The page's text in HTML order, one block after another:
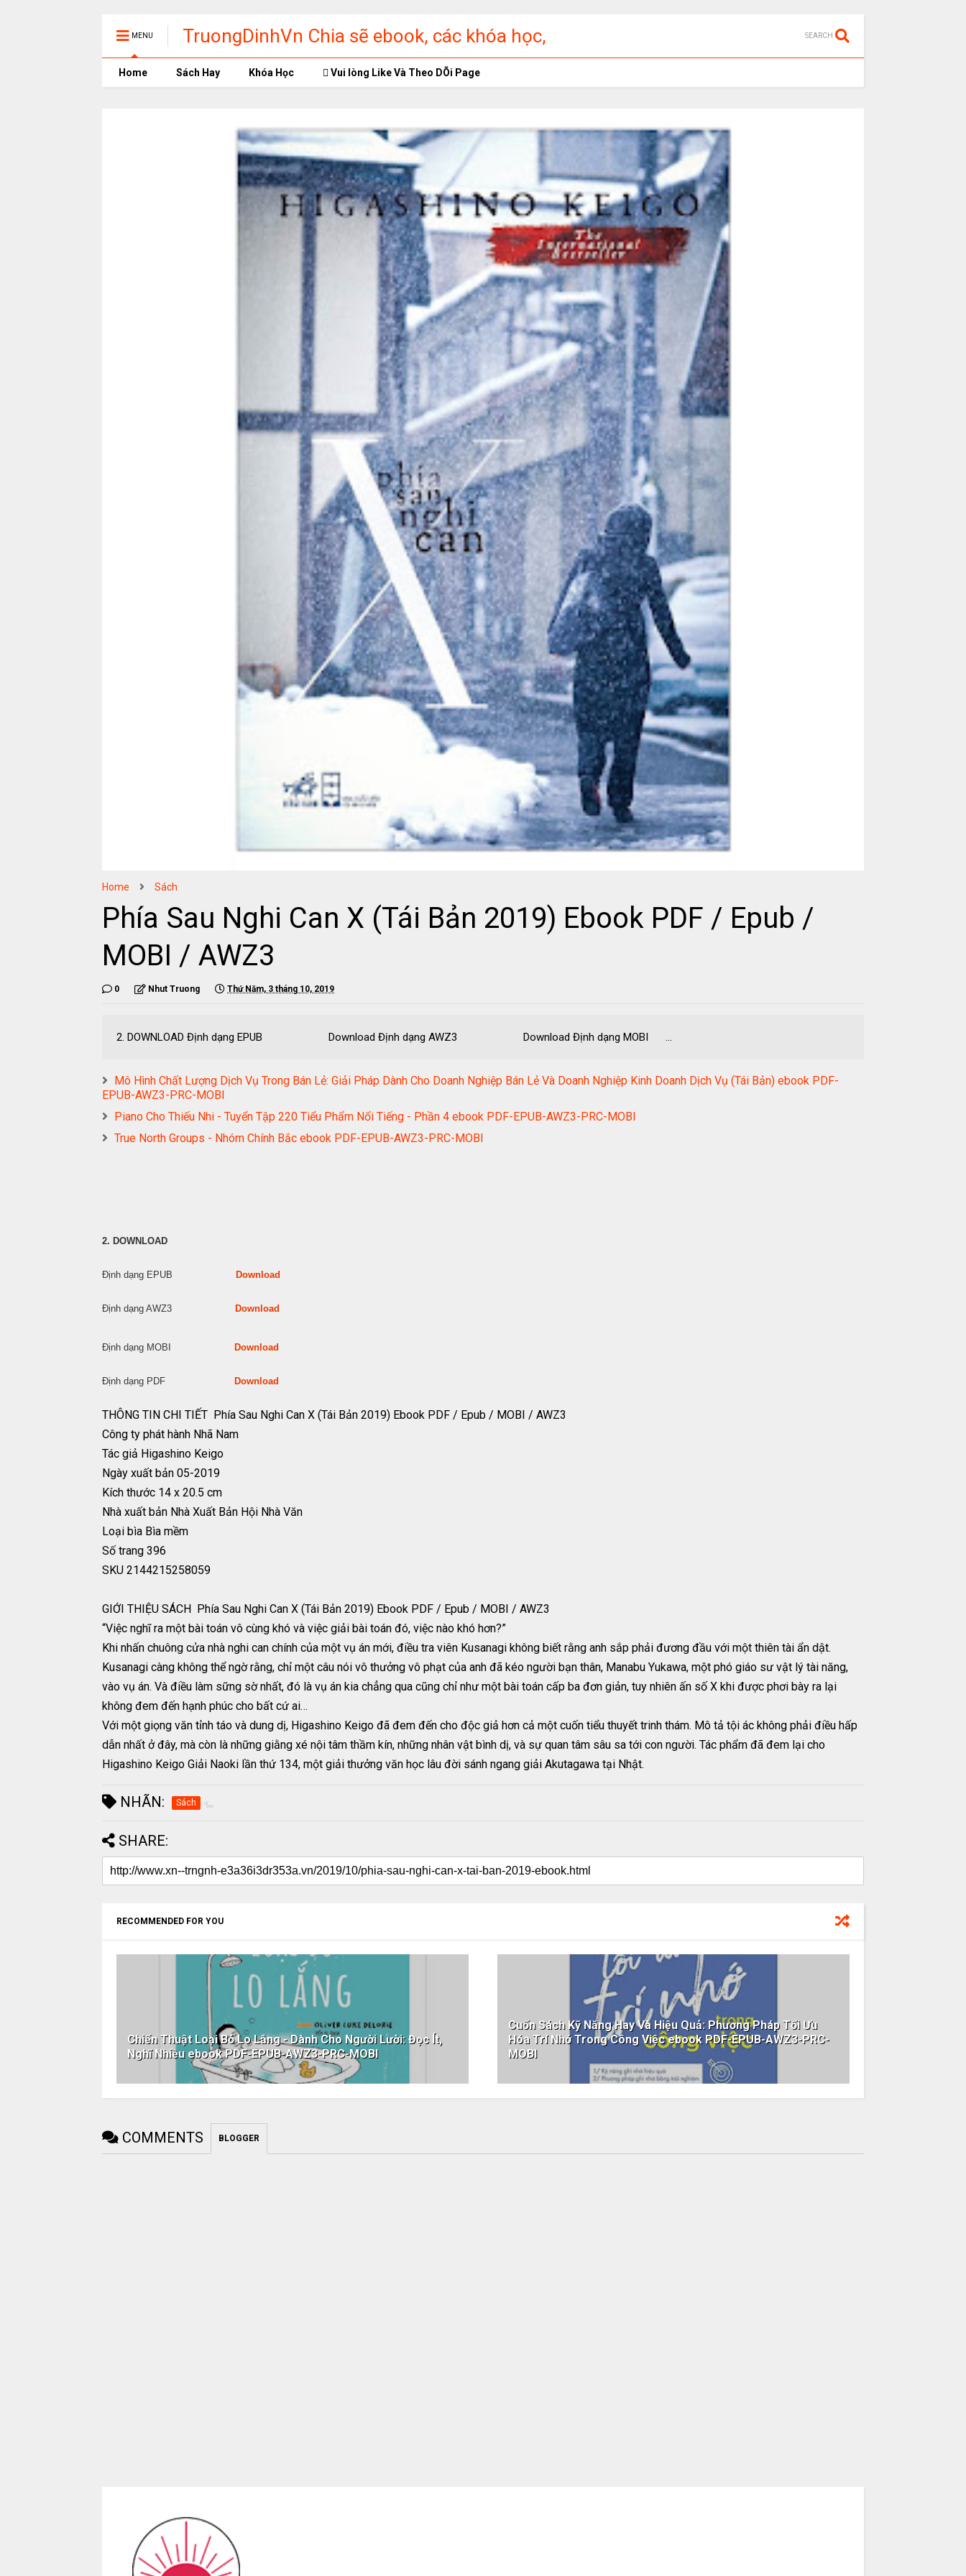
MENU
TruongDinhVn Chia sẽ ebook, các khóa học,
phần mềm học tập miễn phí
SEARCH
Home Sách Hay Khóa Học Vui lòng Like Và Theo DÕi Page
Home Sách
Phía Sau Nghi Can X (Tái Bản 2019) Ebook PDF / Epub /
MOBI / AWZ3
0 Nhut Truong Thứ Năm, 3 tháng 10, 2019
2. DOWNLOAD Định dạng EPUB Download Định dạng AWZ3 Download Định dạng MOBI ...
Mô Hình Chất Lượng Dịch Vụ Trong Bán Lẻ: Giải Pháp Dành Cho Doanh Nghiệp Bán Lẻ Và Doanh Nghiệp Kinh Doanh Dịch Vụ (Tái Bản) ebook PDF-
EPUB-AWZ3-PRC-MOBI
Piano Cho Thiếu Nhi - Tuyển Tập 220 Tiểu Phẩm Nổi Tiếng - Phần 4 ebook PDF-EPUB-AWZ3-PRC-MOBI
True North Groups - Nhóm Chính Bắc ebook PDF-EPUB-AWZ3-PRC-MOBI
2. DOWNLOAD
Định dạng EPUB Download
Định dạng AWZ3 Download
Định dạng MOBI Download
Định dạng PDF Download
THÔNG TIN CHI TIẾT Phía Sau Nghi Can X (Tái Bản 2019) Ebook PDF / Epub / MOBI / AWZ3
Công ty phát hành Nhã Nam
Tác giả Higashino Keigo
Ngày xuất bản 05-2019
Kích thước 14 x 20.5 cm
Nhà xuất bản Nhà Xuất Bản Hội Nhà Văn
Loại bìa Bìa mềm
Số trang 396
SKU 2144215258059
GIỚI THIỆU SÁCH Phía Sau Nghi Can X (Tái Bản 2019) Ebook PDF / Epub / MOBI / AWZ3
“Việc nghĩ ra một bài toán vô cùng khó và việc giải bài toán đó, việc nào khó hơn?”
Khi nhấn chuông cửa nhà nghi can chính của một vụ án mới, điều tra viên Kusanagi không biết rằng anh sắp phải đương đầu với một thiên tài ẩn dật.
Kusanagi càng không thể ngờ rằng, chỉ một câu nói vô thưởng vô phạt của anh đã kéo người bạn thân, Manabu Yukawa, một phó giáo sư vật lý tài năng,
vào vụ án. Và điều làm sững sờ nhất, đó là vụ án kia chẳng qua cũng chỉ như một bài toán cấp ba đơn giản, tuy nhiên ấn số X khi được phơi bày ra lại
không đem đến hạnh phúc cho bất cứ ai…
Với một giọng văn tỉnh táo và dung dị, Higashino Keigo đã đem đến cho độc giả hơn cả một cuốn tiểu thuyết trinh thám. Mô tả tội ác không phải điều hấp
dẫn nhất ở đây, mà còn là những giằng xé nội tâm thầm kín, những nhân vật bình dị, và sự quan tâm sâu sa tới con người. Tác phẩm đã đem lại cho
Higashino Keigo Giải Naoki lần thứ 134, một giải thưởng văn học lâu đời sánh ngang giải Akutagawa tại Nhật.
NHÃN: Sách
SHARE:
RECOMMENDED FOR YOU
Chiến Thuật Loại Bỏ Lo Lắng - Dành Cho Người Lười: Đọc Ít,
Nghĩ Nhiều ebook PDF-EPUB-AWZ3-PRC-MOBI
Cuốn Sách Kỹ Năng Hay Và Hiệu Quả: Phương Pháp Tối Ưu
Hóa Trí Nhớ Trong Công Việc ebook PDF-EPUB-AWZ3-PRC-
MOBI
COMMENTS BLOGGER